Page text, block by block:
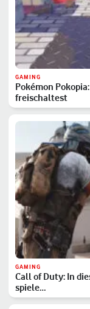
GAMING
Pokémon
freischaltest
GAMING
Call of Duty: In
spiele…